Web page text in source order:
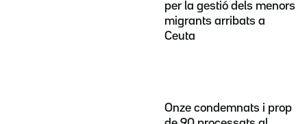
per la gestió dels menors
migrants arribats a
Ceuta
Onze condemnats i prop